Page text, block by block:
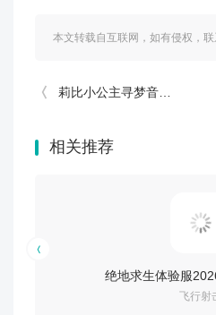
本文转载自互联网，如有侵权，联
莉比小公主寻梦音乐会游戏 v1.1
相关推荐
绝地求生体验服
飞行射